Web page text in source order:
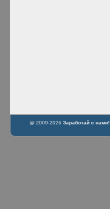
@ 2009-2026 Заработай с нами!